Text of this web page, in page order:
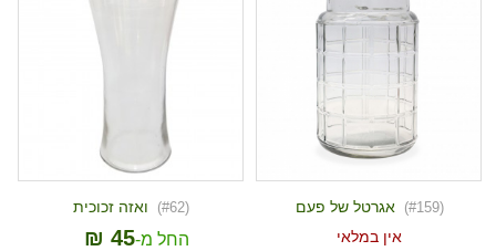
(#159)
אגרטל של פעם
אין במלאי
(#62) ואזה זכוכית
₪ 45 -החל מ